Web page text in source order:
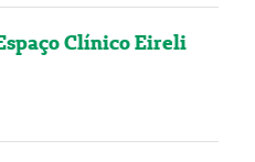
Clínico Eireli